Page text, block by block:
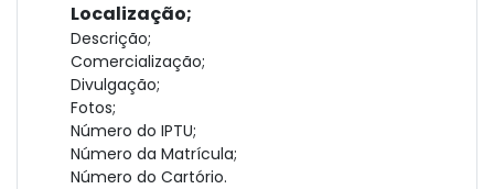
Localização;
Descrição;
Comercialização;
Divulgação;
Fotos;
Número do IPTU;
Número da Matrícula;
Número do Cartório.